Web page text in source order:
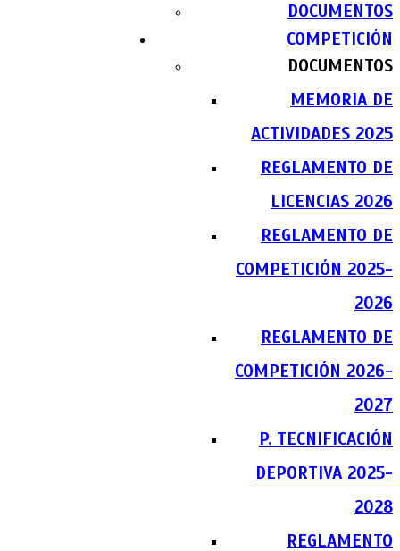
DOCUMENTOS
COMPETICIÓN
DOCUMENTOS
MEMORIA DE
ACTIVIDADES 2025
REGLAMENTO DE
LICENCIAS 2026
REGLAMENTO DE
COMPETICIÓN 2025-
2026
REGLAMENTO DE
COMPETICIÓN 2026-
2027
P. TECNIFICACIÓN
DEPORTIVA 2025-
2028
REGLAMENTO